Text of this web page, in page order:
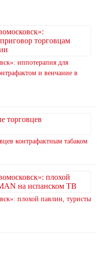
иппотерапия для
и венчание в
контрафактным табаком
плохой павлин, туристы